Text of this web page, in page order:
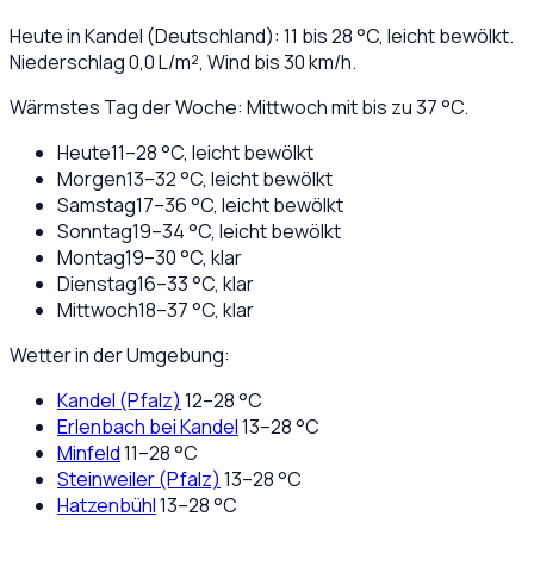
Heute inKandel (Deutschland): 11 bis28°C, leicht bewölkt.
Niederschlag0,0L/m², Wind bis30km/h.
Wärmstes Tag der Woche: Mittwoch mit bis zu 37 °C.
Heute11–28°C, leicht bewölkt
Morgen13–32°C, leicht bewölkt
Samstag17–36°C, leicht bewölkt
Sonntag19–34°C, leicht bewölkt
Montag19–30°C, klar
Dienstag16–33°C, klar
Mittwoch18–37°C, klar
Wetter in der Umgebung:
Kandel (Pfalz) 12–28°C
Erlenbach bei Kandel13–28°C
Minfeld11–28°C
Steinweiler (Pfalz) 13–28°C
Hatzenbühl13–28°C